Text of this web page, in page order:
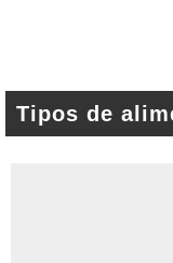
Tipos de